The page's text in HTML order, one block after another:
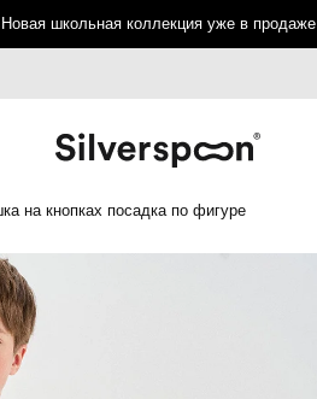
Новая школьная коллекция уже в продаже
на кнопках посадка по фигуре